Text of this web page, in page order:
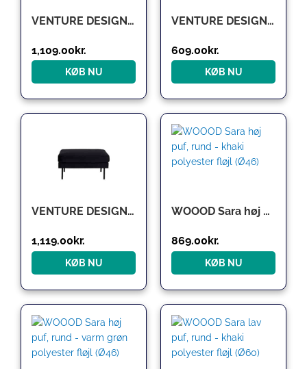
VENTURE DESIGN DESIGN puf – sort velour og messing metal (Ø45)
1,109.00kr.
KØB NU
VENTURE DESIGN Pot puf, rund – sort fløjl og sort stål (Ø40)
609.00kr.
KØB NU
VENTURE DESIGN Zoom puf, rektangulær – sort fløjl og sort stål (85×64)
1,119.00 kr.
KØB NU
WOOOD Sara høj puf, rund – khaki polyester fløjl (Ø46)
869.00 kr.
KØB NU